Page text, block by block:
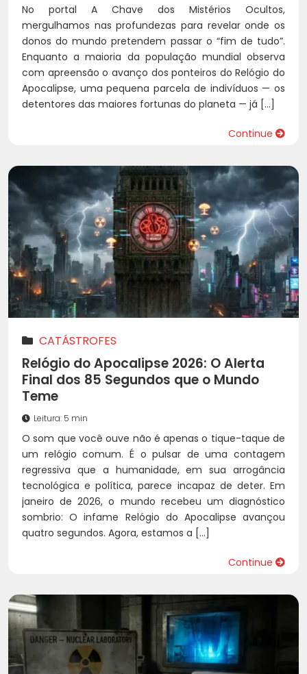
No portal A Chave dos Mistérios Ocultos,
mergulhamos nas profundezas para revelar onde os
donos do mundo pretendem passar o “fim de tudo”.
Enquanto a maioria da população mundial observa
com apreensão o avanço dos ponteiros do Relógio do
Apocalipse, uma pequena parcela de indivíduos — os
detentores das maiores fortunas do planeta — já […]
Continue
CATÁSTROFES
Relógio do Apocalipse 2026: O Alerta
Final dos 85 Segundos que o Mundo
Teme
Leitura: 5 min
O som que você ouve não é apenas o tique-taque de
um relógio comum. É o pulsar de uma contagem
regressiva que a humanidade, em sua arrogância
tecnológica e política, parece incapaz de deter. Em
janeiro de 2026, o mundo recebeu um diagnóstico
sombrio: O infame Relógio do Apocalipse avançou
quatro segundos. Agora, estamos a […]
Continue